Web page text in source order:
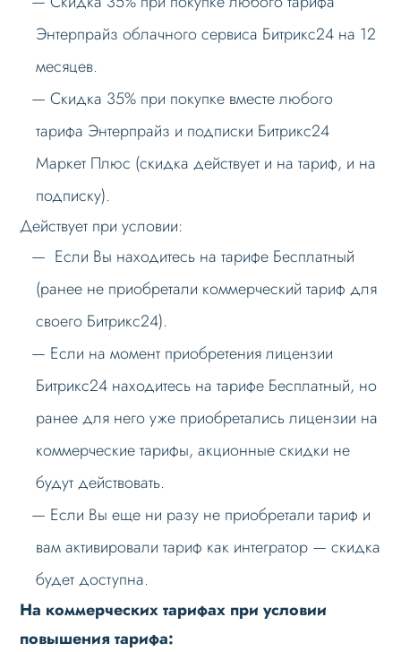
Энтерпрайз облачного сервиса Битрикс24 на 12
месяцев.
Скидка 35% при покупке вместе любого
тарифа Энтерпрайз и подписки Битрикс24
Маркет Плюс (скидка действует и на тариф, и на
подписку).
Действует при условии:
Если Вы находитесь на тарифе Бесплатный
(ранее не приобретали коммерческий тариф для
своего Битрикс24).
Если на момент приобретения лицензии
Битрикс24 находитесь на тарифе Бесплатный, но
ранее для него уже приобретались лицензии на
коммерческие тарифы, акционные скидки не
будут действовать.
Если Вы еще ни разу не приобретали тариф и
вам активировали тариф как интегратор — скидка
будет доступна.
На коммерческих тарифах при условии
повышения тарифа: